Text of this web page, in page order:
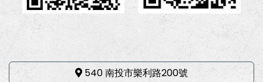
540 南投市樂利路200號